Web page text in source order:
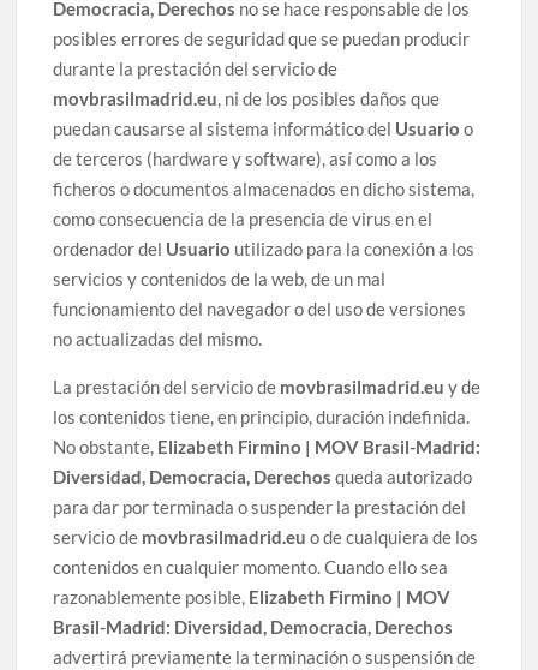
Democracia, Derechos no se hace responsable de los
posibles errores de seguridad que se puedan producir
durante la prestación del servicio de
movbrasilmadrid.eu, ni de los posibles daños que
puedan causarse al sistema informático del Usuario o
de terceros (hardware y software), así como a los
ficheros o documentos almacenados en dicho sistema,
como consecuencia de la presencia de virus en el
ordenador del Usuario utilizado para la conexión a los
servicios y contenidos de la web, de un mal
funcionamiento del navegador o del uso de versiones
no actualizadas del mismo.
La prestación del servicio de movbrasilmadrid.eu y de
los contenidos tiene, en principio, duración indefinida.
No obstante, Elizabeth Firmino | MOV Brasil-Madrid:
Diversidad, Democracia, Derechos queda autorizado
para dar por terminada o suspender la prestación del
servicio de movbrasilmadrid.eu o de cualquiera de los
contenidos en cualquier momento. Cuando ello sea
razonablemente posible, Elizabeth Firmino | MOV
Brasil-Madrid: Diversidad, Democracia, Derechos
advertirá previamente la terminación o suspensión de